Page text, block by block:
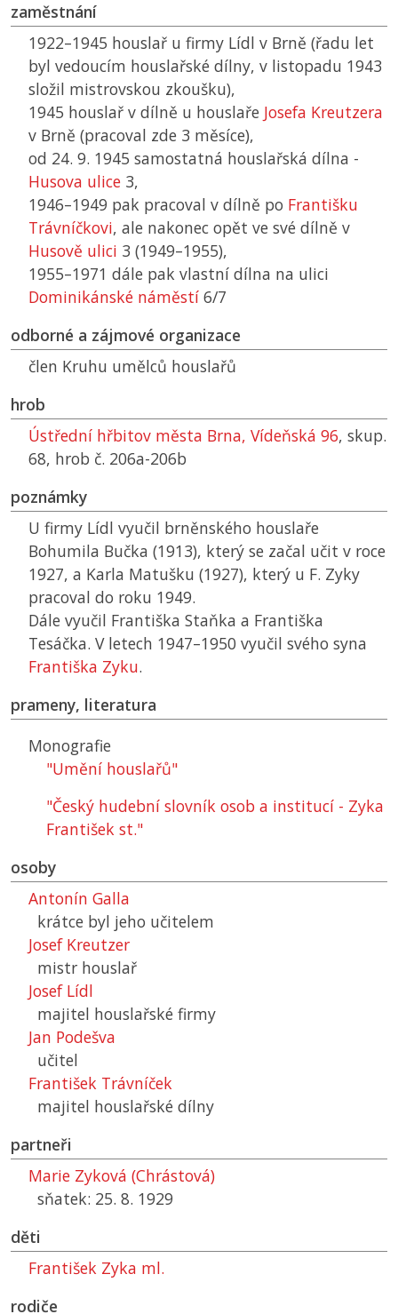
zaměstnání
1922–1945 houslař u firmy Lídl v Brně (řadu let
byl vedoucím houslařské dílny, v listopadu 1943
složil mistrovskou zkoušku),
1945 houslař v dílně u houslaře Josefa Kreutzera
v Brně (pracoval zde 3 měsíce),
od 24. 9. 1945 samostatná houslařská dílna -
Husova ulice 3,
1946–1949 pak pracoval v dílně po Františku
Trávníčkovi, ale nakonec opět ve své dílně v
Husově ulici 3 (1949–1955),
1955–1971 dále pak vlastní dílna na ulici
Dominikánské náměstí 6/7
odborné a zájmové organizace
člen Kruhu umělců houslařů
hrob
Ústřední hřbitov města Brna, Vídeňská 96, skup.
68, hrob č. 206a-206b
poznámky
U firmy Lídl vyučil brněnského houslaře
Bohumila Bučka (1913), který se začal učit v roce
1927, a Karla Matušku (1927), který u F. Zyky
pracoval do roku 1949.
Dále vyučil Františka Staňka a Františka
Tesáčka. V letech 1947–1950 vyučil svého syna
Františka Zyku.
prameny, literatura
Monografie
"Umění houslařů"
"Český hudební slovník osob a institucí - Zyka
František st."
osoby
Antonín Galla
krátce byl jeho učitelem
Josef Kreutzer
mistr houslař
Josef Lídl
majitel houslařské firmy
Jan Podešva
učitel
František Trávníček
majitel houslařské dílny
partneři
Marie Zyková (Chrástová)
sňatek: 25. 8. 1929
děti
František Zyka ml.
rodiče